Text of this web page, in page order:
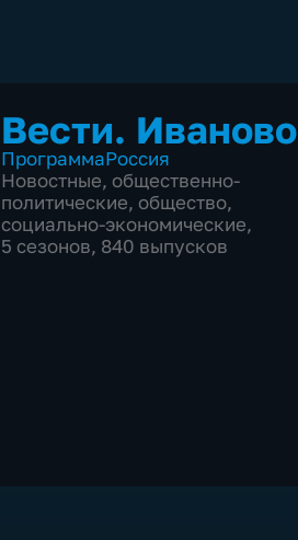
Вести. Иваново
ПрограммаРоссия
Новостные, общественно-
политические, общество,
социально-экономические,
5 сезонов, 840 выпусков